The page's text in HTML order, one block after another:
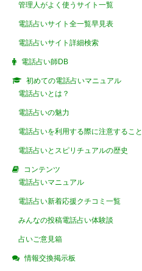
管理人がよく使うサイト一覧
電話占いサイト全一覧早見表
電話占いサイト詳細検索
電話占い師DB
初めての電話占いマニュアル
電話占いとは？
電話占いの魅力
電話占いを利用する際に注意すること
電話占いとスピリチュアルの歴史
コンテンツ
電話占いマニュアル
電話占い新着応援クチコミ一覧
みんなの投稿電話占い体験談
占いご意見箱
情報交換掲示板